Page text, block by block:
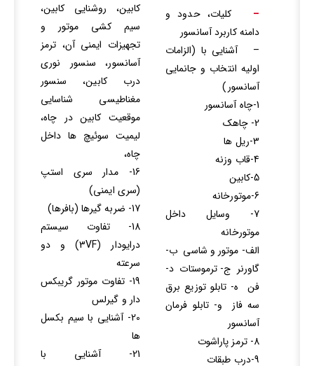
–
کلیات، حدود و
دامنه کاربرد آسانسور
– آشنایی با (الزامات
اولیه انتخاب و جانمایی
آسانسور)
1-چاه آسانسور
2- چاهک
3-ریل ها
4-قاب وزنه
5-کابین
6-موتورخانه
7- وسایل داخل
موتورخانه
الف- موتور و شاسی ب-
گاورنر ج- ترموستات د-
فن ه- تابلو توزیع برق
سه فاز و- تابلو فرمان
آسانسور
8- ترمز پاراشوت
9-درب طبقات
کابین، روشنایی کابین،
سیم کشی موتور و
تجهیزات ایمنی آن، ترمز
آسانسور، سنسور نوری
درب کابین، سنسور
مغناطیسی شناسایی
موقعیت کابین در چاه،
لیمیت سوئیچ ها داخل
چاه،
16- مدار سری استپ
(سری ایمنی)
17- ضربه گیرها (بافرها)
18- تفاوت سیستم
درایودار (3VF) و دو
سرعته
19- تفاوت موتور گریبکس
دار و گیرلس
20- آشنایی با سیم بکسل
ها
21- آشنایی با